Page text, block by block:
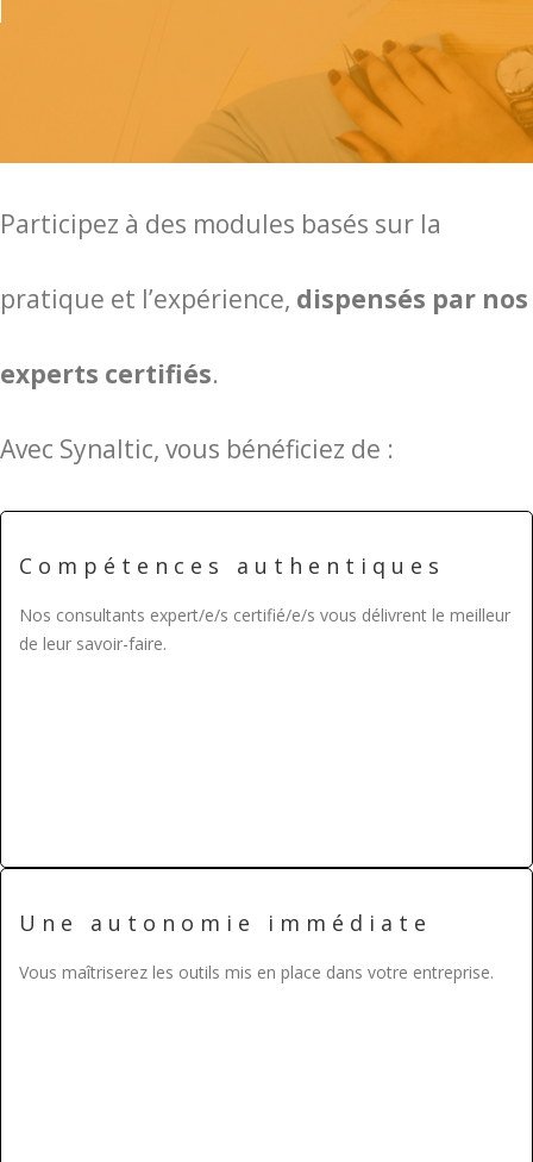
Participez à des modules basés sur la
pratique et l’expérience, dispensés par nos
experts certifiés.
Avec Synaltic, vous bénéficiez de :
Compétences authentiques
Nos consultants expert/e/s certifié/e/s vous délivrent le meilleur
de leur savoir-faire.
Une autonomie immédiate
Vous maîtriserez les outils mis en place dans votre entreprise.